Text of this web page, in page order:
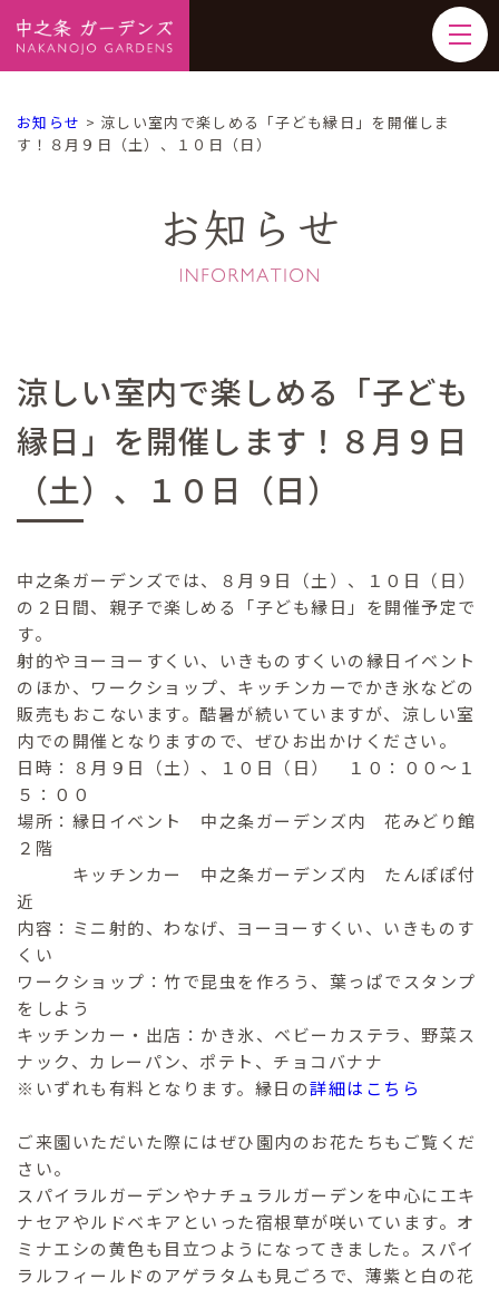
お知らせ > 涼しい室内で楽しめる「子ども縁日」を開催しま
す！８月９日（土）、１０日（日）
お知らせ
涼しい室内で楽しめる「子ども
縁日」を開催します！８月９日
（土）、１０日（日）
中之条ガーデンズでは、８月９日（土）、１０日（日）
の２日間、親子で楽しめる「子ども縁日」を開催予定で
す。
射的やヨーヨーすくい、いきものすくいの縁日イベント
のほか、ワークショップ、キッチンカーでかき氷などの
販売もおこないます。酷暑が続いていますが、涼しい室
内での開催となりますので、ぜひお出かけください。
日時：８月９日（土）、１０日（日） １０：００～１
５：００
場所：縁日イベント 中之条ガーデンズ内 花みどり館
２階
キッチンカー 中之条ガーデンズ内 たんぽぽ付
近
内容：ミニ射的、わなげ、ヨーヨーすくい、いきものす
くい
ワークショップ：竹で昆虫を作ろう、葉っぱでスタンプ
をしよう
キッチンカー・出店：かき氷、ベビーカステラ、野菜ス
ナック、カレーパン、ポテト、チョコバナナ
※いずれも有料となります。縁日の詳細はこちら
ご来園いただいた際にはぜひ園内のお花たちもご覧くだ
さい。
スパイラルガーデンやナチュラルガーデンを中心にエキ
ナセアやルドベキアといった宿根草が咲いています。オ
ミナエシの黄色も目立つようになってきました。スパイ
ラルフィールドのアゲラタムも見ごろで、薄紫と白の花